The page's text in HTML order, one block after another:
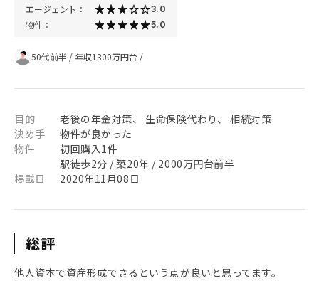
エージェント： 3.0
物件： 5.0
50代前半 / 年収1300万円台 /
目的
老後の年金対策、 生命保険代わり、 相続対策
決め手
物件が良かった
物件
初回購入1件
駅徒歩2分 / 築20年 / 2000万円台前半
掲載日
2020年11月08日
総評
他人資本で資産形成できるという点が良いと思ってます。